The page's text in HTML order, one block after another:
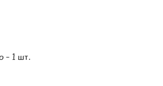
– 1 шт.